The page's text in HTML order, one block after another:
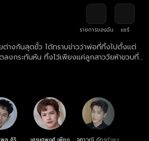
รายการของฉัน
แชร์
างกันสุดขั้ว ได้ทราบข่าวว่าพ่อที่ทิ้งไปตั้งแต่
ลงกระทันหัน ทิ้งไว้เพียงแค่ลูกสาววัยห้าขวบที่
จึงตัดสินใจรับบทคุณพ่อจำเป็น เพื่อไม่ให้น้อง